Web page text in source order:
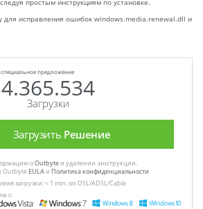
простым инструкциям по установке.
для исправления ошибок windows.media.renewal.dll и
специальное предложение
4.365.534
Загрузки
Загрузить Решение
оOutbyteи удалении :инструкции.
Outbyte EULAи Политика конфиденциальности
загрузки: < 1 min. on DSL/ADSL/Cable
с: